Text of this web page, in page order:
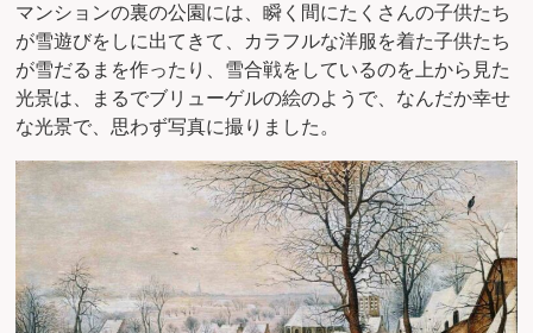
マンションの裏の公園には、瞬く間にたくさんの子供たち
が雪遊びをしに出てきて、カラフルな洋服を着た子供たち
が雪だるまを作ったり、雪合戦をしているのを上から見た
光景は、まるでブリューゲルの絵のようで、なんだか幸せ
な光景で、思わず写真に撮りました。